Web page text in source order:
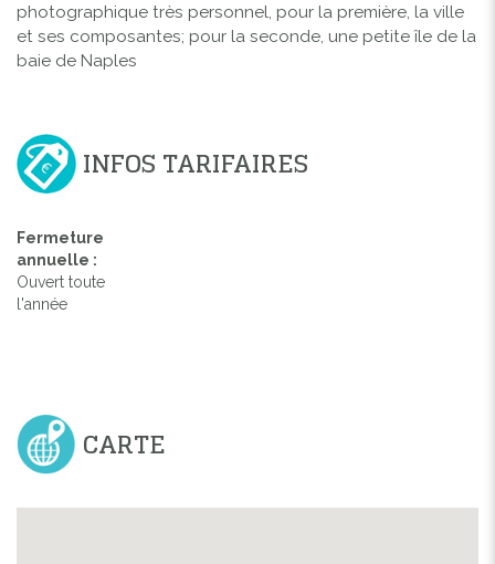
photographique très personnel, pour la première, la ville
et ses composantes; pour la seconde, une petite île de la
baie de Naples
INFOS TARIFAIRES
Fermeture
annuelle :
Ouvert toute
l'année
CARTE